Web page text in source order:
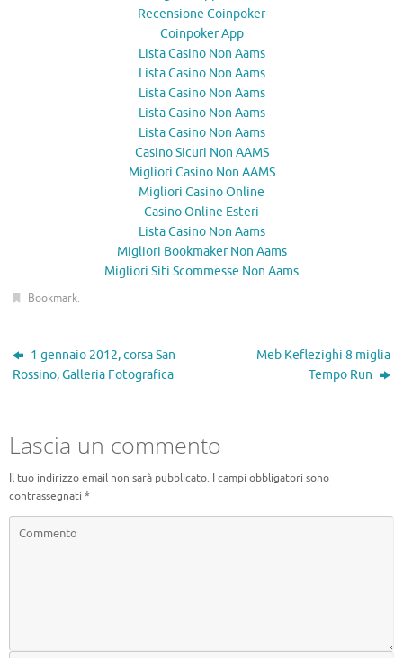
Recensione Coinpoker
Coinpoker App
Lista Casino Non Aams
Lista Casino Non Aams
Lista Casino Non Aams
Lista Casino Non Aams
Lista Casino Non Aams
Casino Sicuri Non AAMS
Migliori Casino Non AAMS
Migliori Casino Online
Casino Online Esteri
Lista Casino Non Aams
Migliori Bookmaker Non Aams
Migliori Siti Scommesse Non Aams
Bookmark.
1 gennaio 2012, corsa San
Rossino, Galleria Fotografica
Meb Keflezighi 8 miglia
Tempo Run
Lascia un commento
Il tuo indirizzo email non sarà pubblicato. I campi obbligatori sono
contrassegnati *